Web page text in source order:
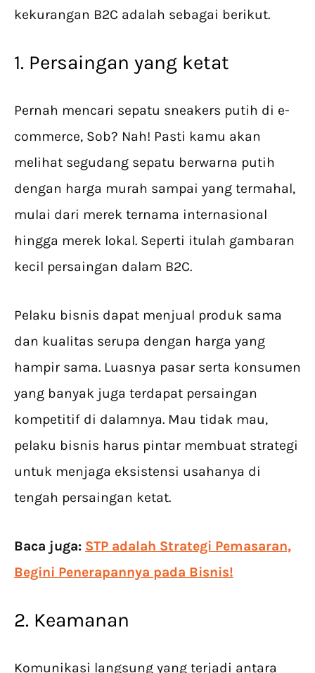
kekurangan B2C adalah sebagai berikut.
1. Persaingan yang ketat
Pernah mencari sepatu sneakers putih di e-
commerce, Sob? Nah! Pasti kamu akan
melihat segudang sepatu berwarna putih
dengan harga murah sampai yang termahal,
mulai dari merek ternama internasional
hingga merek lokal. Seperti itulah gambaran
kecil persaingan dalam B2C.
Pelaku bisnis dapat menjual produk sama
dan kualitas serupa dengan harga yang
hampir sama. Luasnya pasar serta konsumen
yang banyak juga terdapat persaingan
kompetitif di dalamnya. Mau tidak mau,
pelaku bisnis harus pintar membuat strategi
untuk menjaga eksistensi usahanya di
tengah persaingan ketat.
Baca juga: STP adalah Strategi Pemasaran,
Begini Penerapannya pada Bisnis!
2. Keamanan
Komunikasi langsung yang terjadi antara